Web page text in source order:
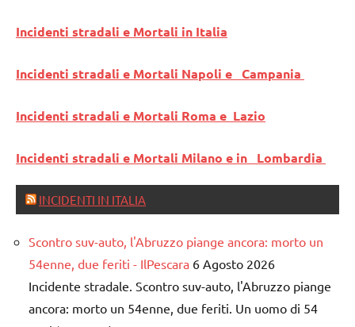
Incidenti stradali e Mortali in Italia
Incidenti stradali e Mortali Napoli e Campania
Incidenti stradali e Mortali Roma e Lazio
Incidenti stradali e Mortali Milano e in Lombardia
INCIDENTI IN ITALIA
Scontro suv-auto, l'Abruzzo piange ancora: morto un
54enne, due feriti - IlPescara 6 Agosto 2026
Incidente stradale. Scontro suv-auto, l'Abruzzo piange
ancora: morto un 54enne, due feriti. Un uomo di 54